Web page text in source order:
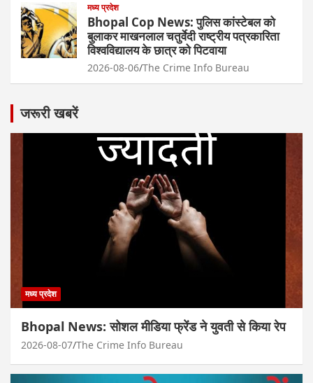
मध्य प्रदेश
Bhopal Cop News: पुलिस कांस्टेबल को
बुलाकर माखनलाल चतुर्वेदी राष्ट्रीय पत्रकारिता
विश्वविद्यालय के छात्र को पिटवाया
2026-08-06 The Crime Info Bureau
जरूरी खबरें
मध्य प्रदेश
Bhopal News: सोशल मीडिया फ्रेंड ने युवती से किया रेप
2026-08-07 The Crime Info Bureau